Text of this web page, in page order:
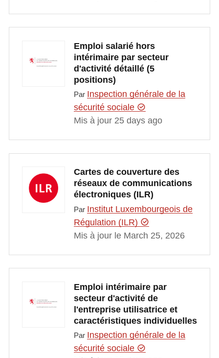
Emploi salarié hors
intérimaire par secteur
d'activité détaillé (5
positions)
Par Inspection générale de la
sécurité sociale
Mis à jour 25 days ago
Cartes de couverture des
réseaux de communications
électroniques (ILR)
Par Institut Luxembourgeois de
Régulation (ILR)
Mis à jour le March 25, 2026
Emploi intérimaire par
secteur d'activité de
l'entreprise utilisatrice et
caractéristiques individuelles
Par Inspection générale de la
sécurité sociale